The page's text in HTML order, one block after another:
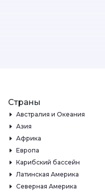
Страны
Австралия и Океания
Азия
Африка
Европа
Карибский бассейн
Латинская Америка
Северная Америка